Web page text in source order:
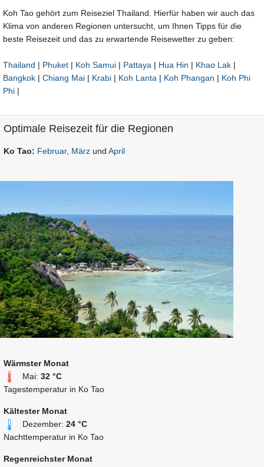
Koh Tao gehört zum Reiseziel Thailand. Hierfür haben wir auch das
Klima von anderen Regionen untersucht, um Ihnen Tipps für die
beste Reisezeit und das zu erwartende Reisewetter zu geben:
Thailand | Phuket | Koh Samui | Pattaya | Hua Hin | Khao Lak |
Bangkok | Chiang Mai | Krabi | Koh Lanta | Koh Phangan | Koh Phi
Phi |
Optimale Reisezeit für die Regionen
Ko Tao: Februar, März und April
Wärmster Monat
Mai: 32 °C
Tagestemperatur in Ko Tao
Kältester Monat
Dezember: 24 °C
Nachttemperatur in Ko Tao
Regenreichster Monat